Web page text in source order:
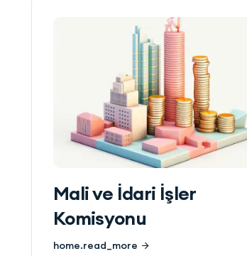
Mali ve İdari İşler
Komisyonu
home.read_more